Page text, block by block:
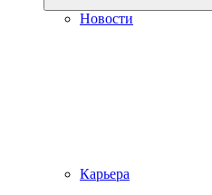
Новости
Карьера